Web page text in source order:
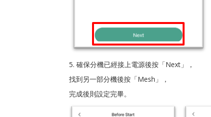
5. 確保分機已經接上電源後按「Next」，
找到另一部分機後按「Mesh」，
完成後則設定完畢。